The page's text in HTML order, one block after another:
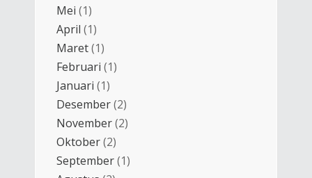
Mei (1)
April (1)
Maret(1)
Februari (1)
Januari (1)
Desember(2)
November(2)
Oktober(2)
September(1)